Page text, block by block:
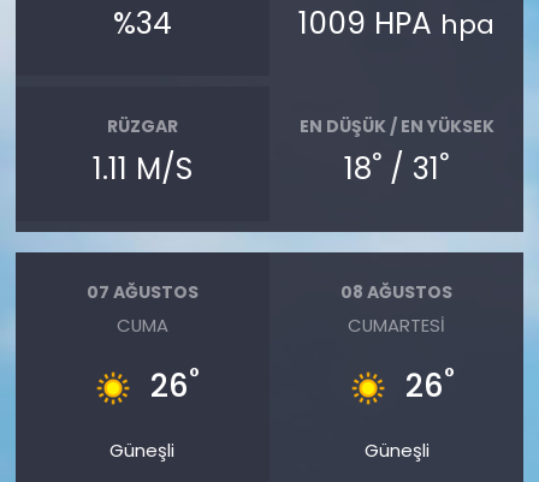
%34 1009 HPA hpa
RÜZGAR
1.11 M/S
EN DÜŞÜK / EN YÜKSEK
18° / 31°
07 AĞUSTOS
CUMA
26°
Güneşli
08 AĞUSTOS
CUMARTESI
26°
Güneşli